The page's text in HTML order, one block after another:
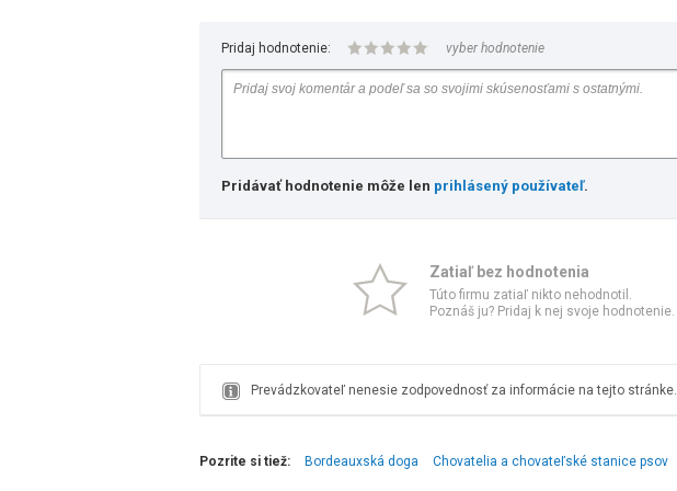
Pridaj hodnotenie: vyber hodnotenie
Pridávať hodnotenie môže len prihlásený používateľ.
Zatiaľ bez hodnotenia
Túto firmu zatiaľ nikto nehodnotil.
Poznáš ju? Pridaj k nej svoje hodnotenie.
Prevádzkovateľ nenesie zodpovednosť za informácie na tejto stránke.
Pozrite si tiež: Bordeauxská doga Chovatelia a chovateľské stanice psov